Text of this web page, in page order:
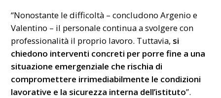
“Nonostante le difficoltà – concludono Argenio e
Valentino – il personale continua a svolgere con
professionalità il proprio lavoro. Tuttavia, si
chiedono interventi concreti per porre fine a una
situazione emergenziale che rischia di
compromettere irrimediabilmente le condizioni
lavorative e la sicurezza interna dell’istituto”.